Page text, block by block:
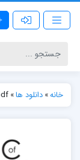
خانه»دانلود ها»